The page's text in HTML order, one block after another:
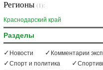
Регионы (1):
Краснодарский край
Разделы
Новости Комментарии
Спорт и политика